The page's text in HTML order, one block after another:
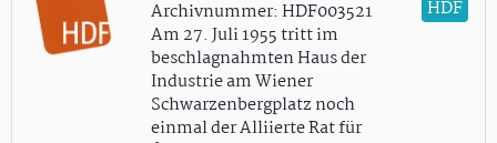
Archivnummer: HDF003521
Am 27. Juli 1955 tritt im
beschlagnahmten Haus der
Industrie am Wiener
Schwarzenbergplatz noch
einmal der Alliierte Rat für
HDF